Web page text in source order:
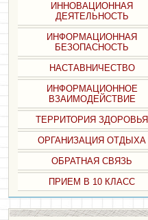
ИННОВАЦИОННАЯ
ДЕЯТЕЛЬНОСТЬ
ИНФОРМАЦИОННАЯ
БЕЗОПАСНОСТЬ
НАСТАВНИЧЕСТВО
ИНФОРМАЦИОННОЕ
ВЗАИМОДЕЙСТВИЕ
ТЕРРИТОРИЯ ЗДОРОВЬЯ
ОРГАНИЗАЦИЯ ОТДЫХА
ОБРАТНАЯ СВЯЗЬ
ПРИЕМ В 10 КЛАСС